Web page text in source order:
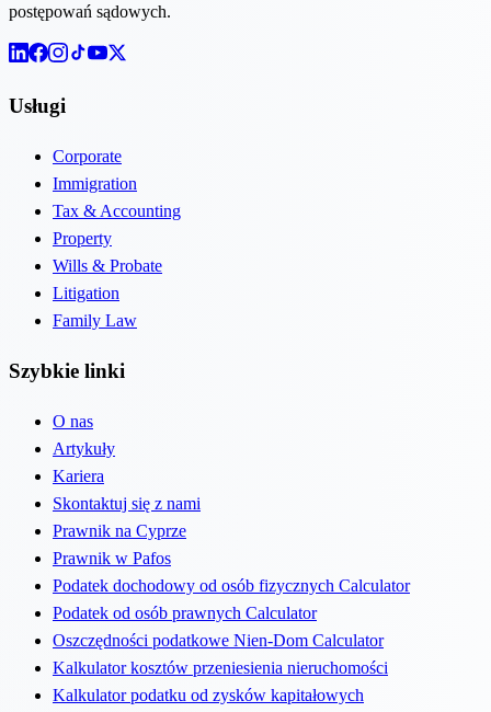
postępowań sądowych.
Usługi
Corporate
Immigration
Tax & Accounting
Property
Wills & Probate
Litigation
Family Law
Szybkie linki
O nas
Artykuły
Kariera
Skontaktuj się z nami
Prawnik na Cyprze
Prawnik w Pafos
Podatek dochodowy od osób fizycznych Calculator
Podatek od osób prawnych Calculator
Oszczędności podatkowe Nien-Dom Calculator
Kalkulator kosztów przeniesienia nieruchomości
Kalkulator podatku od zysków kapitałowych